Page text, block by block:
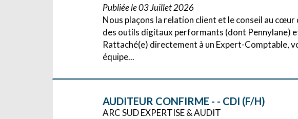
Publiée le 03 Juillet 2026
Nous plaçons la relation client et le conseil au
des outils digitaux performants (dont Pennylane)
Rattaché(e) directement à un Expert-Comptable,
équipe...
AUDITEUR CONFIRME - - CDI (F/H)
ARC SUD EXPERTISE & AUDIT